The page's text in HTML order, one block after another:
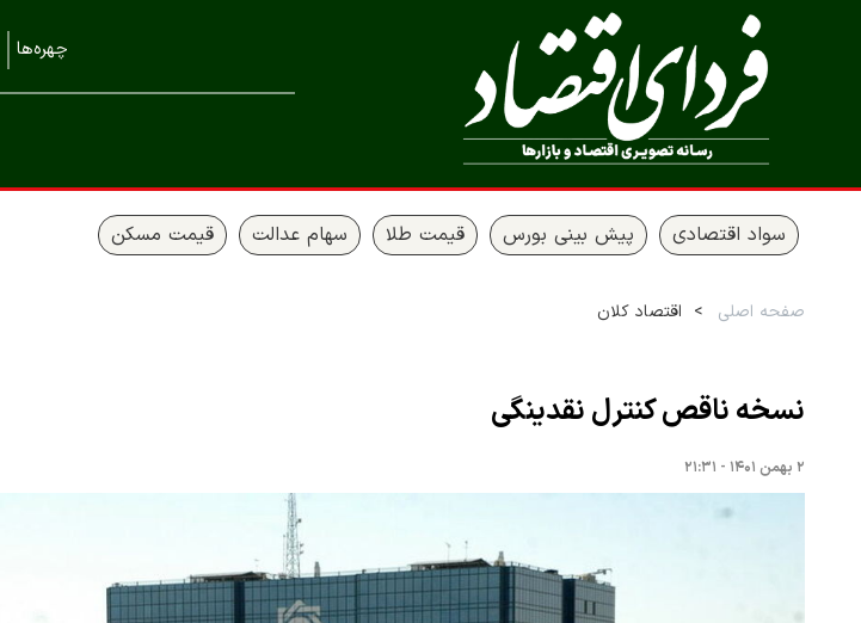
چهره‌ها
سواد اقتصادی پیش بینی بورس قیمت طلا سهام عدالت قیمت مسکن
صفحه اصلی اقتصاد کلان
نسخه ناقص کنترل نقدینگی
۲ بهمن ۱۴۰۱ - ۲۱:۳۱